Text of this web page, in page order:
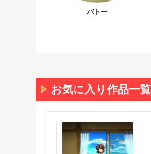
バトー
お気に入り作品一覧